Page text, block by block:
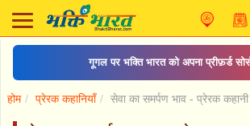
गूगल पर भक्ति भारत को अपना प्रीफ़र्ड
होम प्रेरक कहानियाँ सेवा का समर्पण भाव - प्रेरक कहानी